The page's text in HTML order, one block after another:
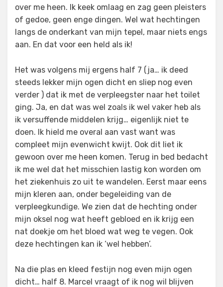
over me heen. Ik keek omlaag en zag geen pleisters
of gedoe, geen enge dingen. Wel wat hechtingen
langs de onderkant van mijn tepel, maar niets engs
aan. En dat voor een held als ik!
Het was volgens mij ergens half 7 (ja… ik deed
steeds lekker mijn ogen dicht en sliep nog even
verder ) dat ik met de verpleegster naar het toilet
ging. Ja, en dat was wel zoals ik wel vaker heb als
ik versuffende middelen krijg… eigenlijk niet te
doen. Ik hield me overal aan vast want was
compleet mijn evenwicht kwijt. Ook dit liet ik
gewoon over me heen komen. Terug in bed bedacht
ik me wel dat het misschien lastig kon worden om
het ziekenhuis zo uit te wandelen. Eerst maar eens
mijn kleren aan, onder begeleiding van de
verpleegkundige. We zien dat de hechting onder
mijn oksel nog wat heeft gebloed en ik krijg een
nat doekje om het bloed wat weg te vegen. Ook
deze hechtingen kan ik ‘wel hebben’.
Na die plas en kleed festijn nog even mijn ogen
dicht… half 8. Marcel vraagt of ik nog wil blijven